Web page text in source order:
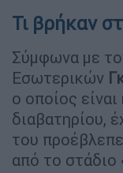
Τι βρήκαν
Σύμφωνα με
Εσωτερικών
ο οποίος
διαβατηρίου,
του
από το στάδιο